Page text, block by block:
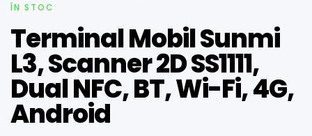
ÎN STOC
Terminal Mobil Sunmi
L3, Scanner 2D SS1111,
Dual NFC, BT, Wi-Fi, 4G,
Android